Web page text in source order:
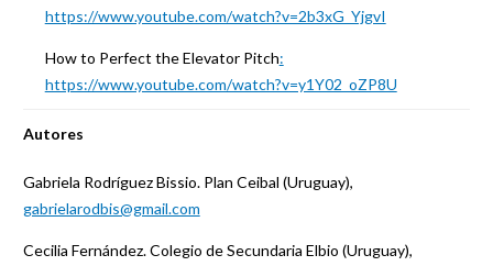
https://www.youtube.com/watch?v=2b3xG_YjgvI
How to Perfect the Elevator Pitch:
https://www.youtube.com/watch?v=y1Y02_oZP8U
Autores
Gabriela Rodríguez Bissio. Plan Ceibal (Uruguay),
gabrielarodbis@gmail.com
Cecilia Fernández. Colegio de Secundaria Elbio (Uruguay),